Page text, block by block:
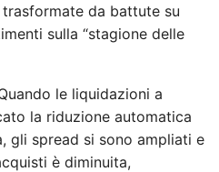
da battute su
sulla “stagione delle
le liquidazioni a
la riduzione automatica
gli spread si sono ampliati e
è diminuita,